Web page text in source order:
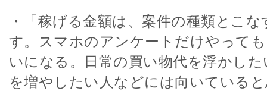
・「稼げる金額は、案件の種類とこ
す。スマホのアンケートだけやって
いになる。日常の買い物代を浮かし
を増やしたい人などには向いている